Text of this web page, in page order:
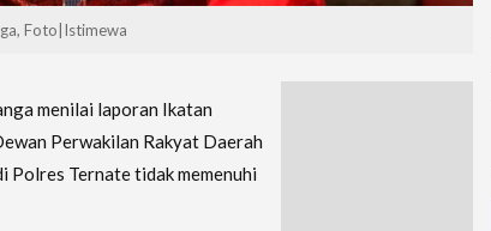
Foto|Istimewa
menilai laporan Ikatan
Perwakilan Rakyat Daerah
Polres Ternate tidak memenuhi